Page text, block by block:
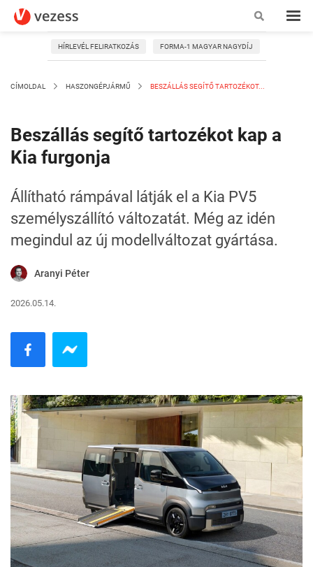
HÍRLEVÉL FELIRATKOZÁS FORMA-1 MAGYAR NAGYDÍJ
CÍMOLDAL HASZONGÉPJÁRMŰ BESZÁLLÁS SEGÍTŐ TARTOZÉKOT...
Beszállás segítő tartozékot kap a
Kia furgonja
Állítható rámpával látják el a Kia PV5
személyszállító változatát. Még az idén
megindul az új modellváltozat gyártása.
Aranyi Péter
2026.05.14.